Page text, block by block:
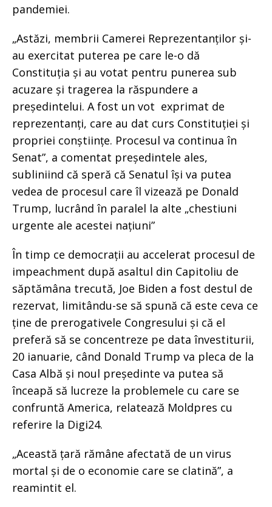
pandemiei.
„Astăzi, membrii Camerei Reprezentanților și-
au exercitat puterea pe care le-o dă
Constituția și au votat pentru punerea sub
acuzare și tragerea la răspundere a
președintelui. A fost un vot exprimat de
reprezentanți, care au dat curs Constituției și
propriei conștiințe. Procesul va continua în
Senat”, a comentat președintele ales,
subliniind că speră că Senatul își va putea
vedea de procesul care îl vizează pe Donald
Trump, lucrând în paralel la alte „chestiuni
urgente ale acestei națiuni”
În timp ce democrații au accelerat procesul de
impeachment după asaltul din Capitoliu de
săptămâna trecută, Joe Biden a fost destul de
rezervat, limitându-se să spună că este ceva ce
ține de prerogativele Congresului și că el
preferă să se concentreze pe data învestiturii,
20 ianuarie, când Donald Trump va pleca de la
Casa Albă și noul președinte va putea să
înceapă să lucreze la problemele cu care se
confruntă America, relatează Moldpres cu
referire la Digi24.
„Această țară rămâne afectată de un virus
mortal și de o economie care se clatină”, a
reamintit el.